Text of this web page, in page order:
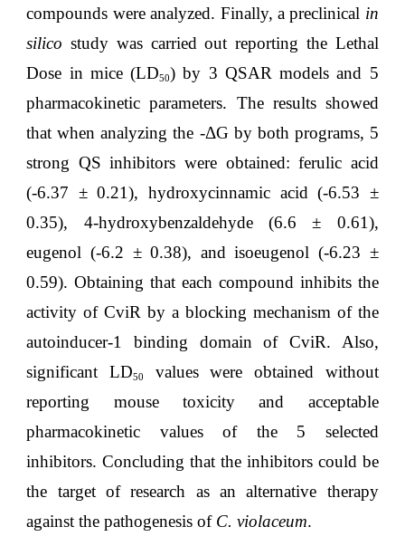
compounds were analyzed. Finally, a preclinical in
silico study was carried out reporting the Lethal
Dose in mice (LD50) by 3 QSAR models and 5
pharmacokinetic parameters. The results showed
that when analyzing the -ΔG by both programs, 5
strong QS inhibitors were obtained: ferulic acid
(-6.37 ± 0.21), hydroxycinnamic acid (-6.53 ±
0.35), 4-hydroxybenzaldehyde (6.6 ± 0.61),
eugenol (-6.2 ± 0.38), and isoeugenol (-6.23 ±
0.59). Obtaining that each compound inhibits the
activity of CviR by a blocking mechanism of the
autoinducer-1 binding domain of CviR. Also,
significant LD50
values were obtained without
reporting mouse toxicity and acceptable
pharmacokinetic values of the 5 selected
inhibitors. Concluding that the inhibitors could be
the target of research as an alternative therapy
against the pathogenesis of C. violaceum.